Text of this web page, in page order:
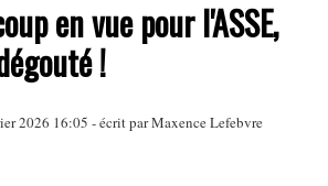
en vue pour l'ASSE,
!
2026 16:05 - écrit par Maxence Lefebvre